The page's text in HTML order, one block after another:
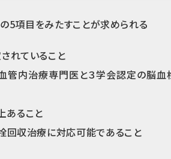
5項目をみたすことが求められる
れていること
管内治療専門医と３学会認定の脳
あること
回収治療に対応可能であること